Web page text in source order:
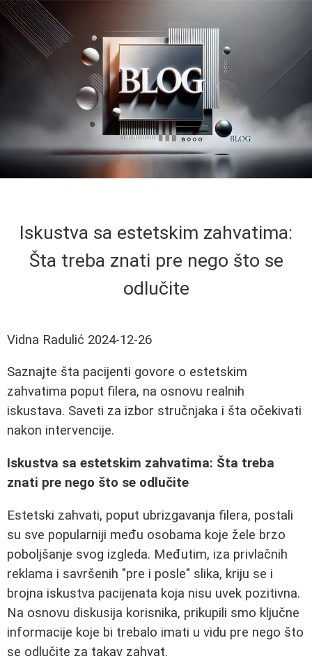
Iskustva sa estetskim zahvatima:
Šta treba znati pre nego što se
odlučite
Vidna Radulić 2024-12-26
Saznajte šta pacijenti govore o estetskim
zahvatima poput filera, na osnovu realnih
iskustava. Saveti za izbor stručnjaka i šta očekivati
nakon intervencije.
Iskustva sa estetskim zahvatima: Šta treba
znati pre nego što se odlučite
Estetski zahvati, poput ubrizgavanja filera, postali
su sve popularniji među osobama koje žele brzo
poboljšanje svog izgleda. Međutim, iza privlačnih
reklama i savršenih "pre i posle" slika, kriju se i
brojna iskustva pacijenata koja nisu uvek pozitivna.
Na osnovu diskusija korisnika, prikupili smo ključne
informacije koje bi trebalo imati u vidu pre nego što
se odlučite za takav zahvat.